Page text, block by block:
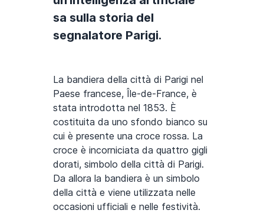
sa sulla storia del
segnalatore Parigi.
La bandiera della città di Parigi nel
Paese francese, Île-de-France, è
stata introdotta nel 1853. È
costituita da uno sfondo bianco su
cui è presente una croce rossa. La
croce è incorniciata da quattro gigli
dorati, simbolo della città di Parigi.
Da allora la bandiera è un simbolo
della città e viene utilizzata nelle
occasioni ufficiali e nelle festività.